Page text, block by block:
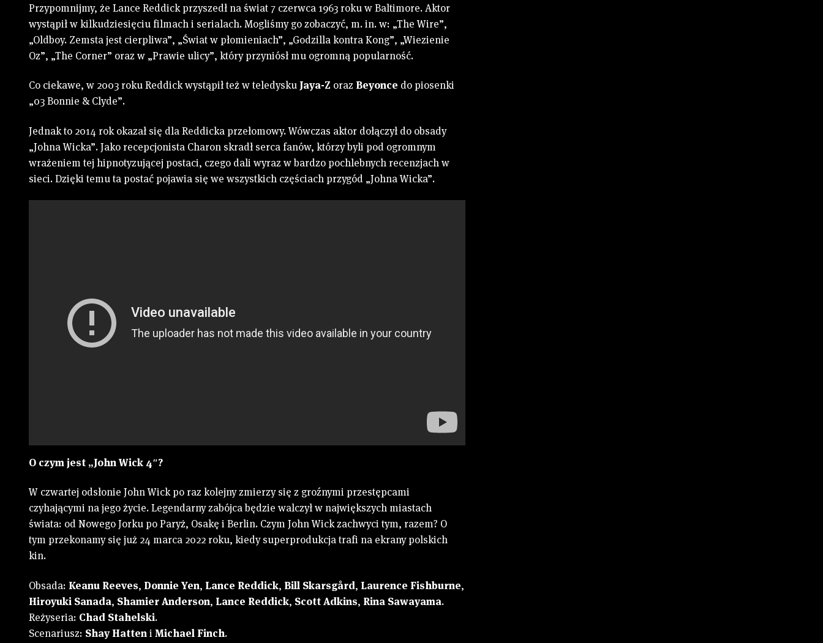
Przypomnijmy, że Lance Reddick przyszedł na świat 7 czerwca 1963 roku w Baltimore. Aktor
wystąpił w kilkudziesięciu filmach i serialach. Mogliśmy go zobaczyć, m. in. w: „The Wire”,
„Oldboy. Zemsta jest cierpliwa”, „Świat w płomieniach”, „Godzilla kontra Kong”, „Wiezienie
Oz”, „The Corner” oraz w „Prawie ulicy”, który przyniósł mu ogromną popularność.
Co ciekawe, w 2003 roku Reddick wystąpił też w teledyskuJaya-Z orazBeyonce do piosenki
„03 Bonnie & Clyde”.
Jednak to 2014 rok okazał się dla Reddicka przełomowy. Wówczas aktor dołączył do obsady
„Johna Wicka”. Jako recepcjonista Charon skradł serca fanów, którzy byli pod ogromnym
wrażeniem tej hipnotyzującej postaci, czego dali wyraz w bardzo pochlebnych recenzjach w
sieci. Dzięki temu ta postać pojawia się we wszystkich częściach przygód „Johna Wicka”.
O czym jest „John Wick 4″?
W czwartej odsłonie John Wick po raz kolejny zmierzy się z groźnymi przestępcami
czyhającymi na jego życie. Legendarny zabójca będzie walczył w największych miastach
świata: od Nowego Jorku po Paryż, Osakę i Berlin. Czym John Wick zachwyci tym, razem? O
tym przekonamy się już 24 marca 2022 roku, kiedy superprodukcja trafi na ekrany polskich
kin.
Obsada: Keanu Reeves, Donnie Yen, Lance Reddick, Bill Skarsgård, Laurence Fishburne,
Hiroyuki Sanada, Shamier Anderson, Lance Reddick, Scott Adkins, Rina Sawayama.
Reżyseria: Chad Stahelski.
Scenariusz: Shay HatteniMichael Finch.